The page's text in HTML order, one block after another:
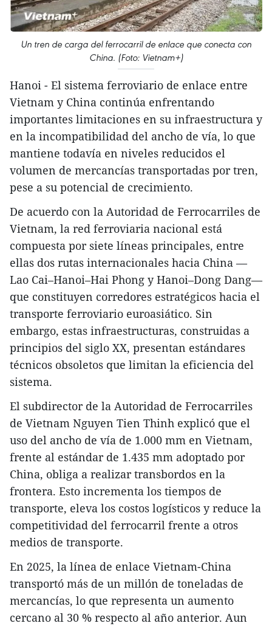
Un tren de carga del ferrocarril de enlace que conecta con
China. (Foto: Vietnam+)
Hanoi - El sistema ferroviario de enlace entre
Vietnam y China continúa enfrentando
importantes limitaciones en su infraestructura y
en la incompatibilidad del ancho de vía, lo que
mantiene todavía en niveles reducidos el
volumen de mercancías transportadas por tren,
pese a su potencial de crecimiento.
De acuerdo con la Autoridad de Ferrocarriles de
Vietnam, la red ferroviaria nacional está
compuesta por siete líneas principales, entre
ellas dos rutas internacionales hacia China —
Lao Cai–Hanoi–Hai Phong y Hanoi–Dong Dang—
que constituyen corredores estratégicos hacia el
transporte ferroviario euroasiático. Sin
embargo, estas infraestructuras, construidas a
principios del siglo XX, presentan estándares
técnicos obsoletos que limitan la eficiencia del
sistema.
El subdirector de la Autoridad de Ferrocarriles
de Vietnam Nguyen Tien Thinh explicó que el
uso del ancho de vía de 1.000 mm en Vietnam,
frente al estándar de 1.435 mm adoptado por
China, obliga a realizar transbordos en la
frontera. Esto incrementa los tiempos de
transporte, eleva los costos logísticos y reduce la
competitividad del ferrocarril frente a otros
medios de transporte.
En 2025, la línea de enlace Vietnam-China
transportó más de un millón de toneladas de
mercancías, lo que representa un aumento
cercano al 30 % respecto al año anterior. Aun